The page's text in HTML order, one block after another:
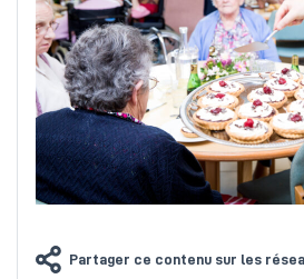
Partager ce contenu sur les